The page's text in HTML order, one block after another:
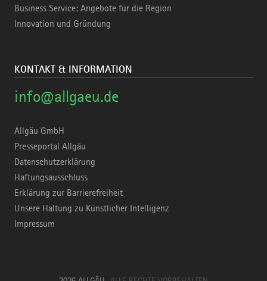
Business Service: Angebote für die Region
Innovation und Gründung
KONTAKT & INFORMATION
info@allgaeu.de
Allgäu GmbH
Presseportal Allgäu
Datenschutzerklärung
Haftungsausschluss
Erklärung zur Barrierefreiheit
Unsere Haltung zu Künstlicher Intelligenz
Impressum